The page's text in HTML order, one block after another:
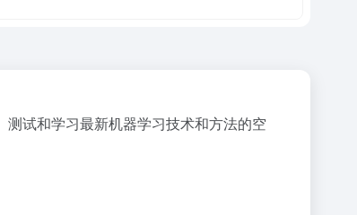
试和学习最新机器学习技术和方法的空